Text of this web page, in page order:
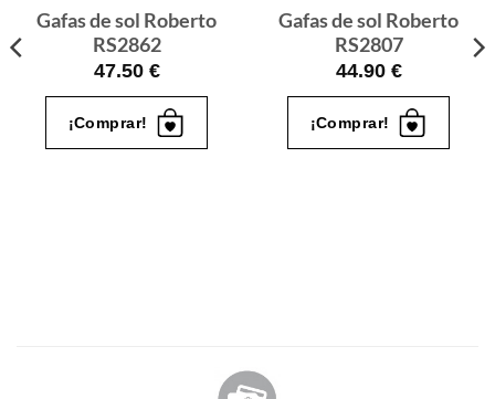
Gafas de sol Roberto
RS2862
47.50 €
¡Comprar!
Gafas de sol Roberto
RS2807
44.90 €
¡Comprar!